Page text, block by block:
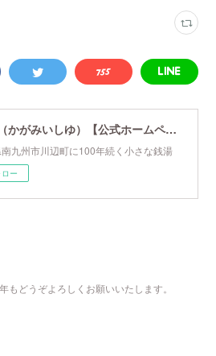
鏡石湯（かがみいしゆ）【公式ホームページ】
南九州市川辺町に100年続く小さな銭湯
ー
もどうぞよろしくお願いいたします。